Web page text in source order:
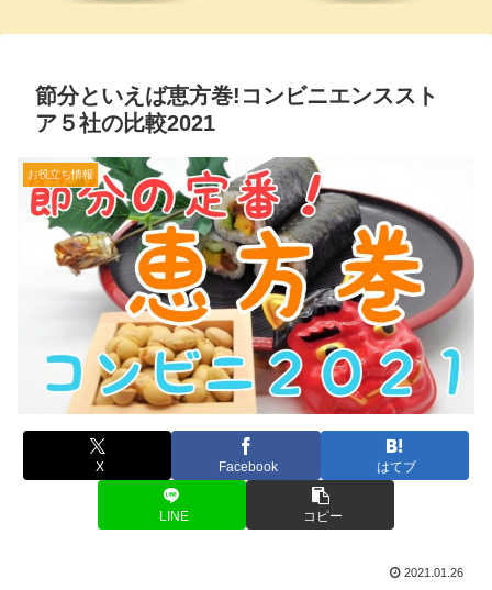
節分といえば恵方巻!コンビニエンススト
ア５社の比較2021
お役立ち情報
X Facebook はてブ
LINE コピー
2021.01.26